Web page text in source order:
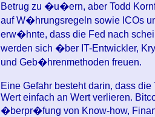
Betrug zu �u�ern, aber Todd
auf W�hrungsregeln sowie ICOs
erw�hnte, dass die Fed nach
werden sich �ber IT-Entwickler,
und Geb�hrenmethoden freuen.
Eine Gefahr besteht darin, dass
Wert einfach an Wert verlieren.
�berpr�fung von Know-how,